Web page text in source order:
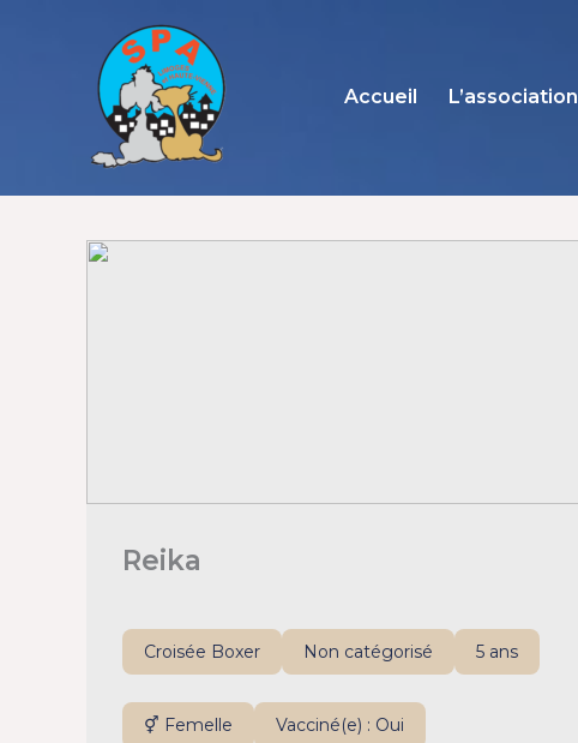
Accueil L’association
Reika
Croisée Boxer Non catégorisé 5 ans
⚥ Femelle Vacciné(e) : Oui